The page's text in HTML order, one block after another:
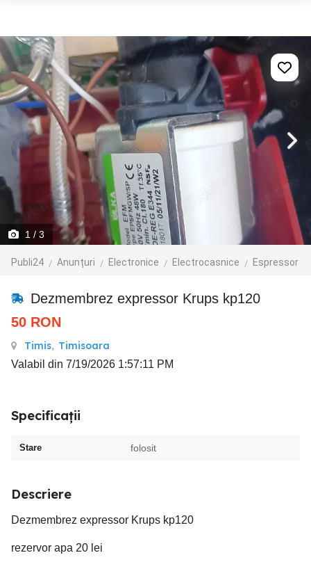
1 / 3
Publi24 Anunțuri Electronice Electrocasnice Espressor
Dezmembrez expressor Krups kp120
50 RON
Timis, Timisoara
Valabil din 7/19/2026 1:57:11 PM
Specificații
Stare folosit
Descriere
Dezmembrez expressor Krups kp120
rezervor apa 20 lei